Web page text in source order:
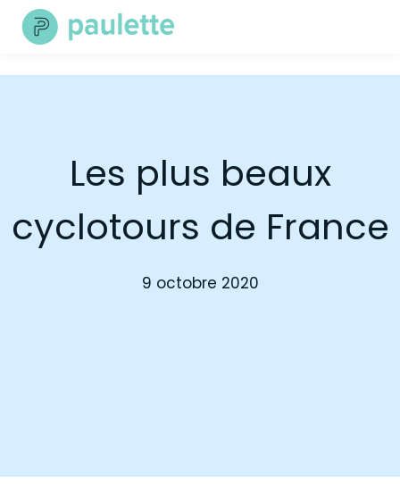
Skip
Les plus beaux
cyclotours de France
9 octobre 2020